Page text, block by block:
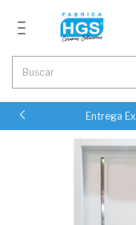
Entrega